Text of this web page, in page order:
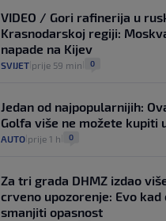
VIDEO / Gori rafinerija u
Krasnodarskoj regiji:
napade na Kijev
SVIJET prije 59 min 0
Jedan od najpopularnijih:
Golfa više ne možete kupiti
AUTO prije 1 h 0
Za tri grada DHMZ izdao
crveno upozorenje: Evo kad
smanjiti opasnost